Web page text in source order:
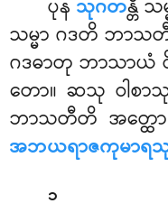
ပုနသုဂတန္တိ
သမ္မာ ဂဒတိ ဘာသ
ဂဒဓာတု ဘာသာယံ
တော။ ဆသု ဝါစာသု
ဘာသတီတိ အတ္ထော
အဘယရာဇကုမာရသု
၁